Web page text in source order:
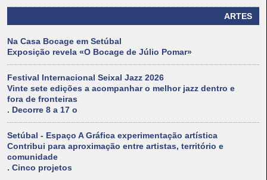
ARTES
Na Casa Bocage em Setúbal
Exposição revela «O Bocage de Júlio Pomar»
Festival Internacional Seixal Jazz 2026
Vinte sete edições a acompanhar o melhor jazz dentro e
fora de fronteiras
. Decorre 8 a 17 o
Setúbal - Espaço A Gráfica experimentação artística
Contribui para aproximação entre artistas, território e
comunidade
. Cinco projetos